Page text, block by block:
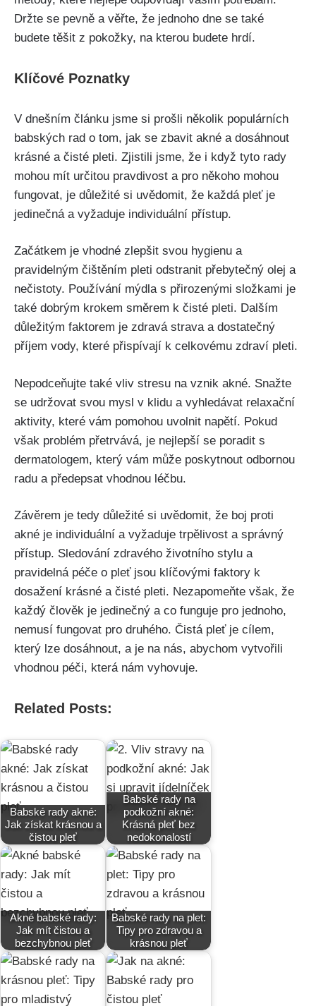
Držte‌ se pevně‌ a věřte, že jednoho dne ⁢se také
budete těšit z pokožky, na kterou budete hrdí.
Klíčové Poznatky
V dnešním článku jsme si prošli několik populárních
babských rad o tom, jak se zbavit akné a dosáhnout
krásné a čisté pleti. Zjistili jsme, že i​ když tyto rady
mohou mít určitou pravdivost a pro někoho mohou
fungovat, je ⁢důležité si uvědomit, že každá pleť je
jedinečná a vyžaduje individuální ‍přístup.
Začátkem je vhodné zlepšit svou hygienu a
pravidelným čištěním pleti odstranit⁢ přebytečný olej a
nečistoty. Používání⁣ mýdla s přirozenými složkami je
také dobrým krokem směrem k čisté pleti. Dalším
důležitým faktorem je zdravá strava ‍a ​dostatečný
⁤příjem vody, které přispívají k celkovému zdraví pleti.
Nepodceňujte také vliv stresu na vznik akné. Snažte
se udržovat ‍svou mysl v klidu a vyhledávat relaxační⁢
aktivity, které vám pomohou ‌uvolnit⁤ napětí. Pokud
však ⁣problém přetrvává, je nejlepší se poradit s
dermatologem, který vám může poskytnout odbornou
radu ⁣a předepsat vhodnou léčbu.
Závěrem je tedy ​důležité si uvědomit, že boj proti
akné je individuální a vyžaduje trpělivost a správný
přístup. Sledování zdravého životního stylu a
pravidelná péče o ​pleť jsou klíčovými faktory ⁤k
dosažení krásné a čisté pleti. Nezapomeňte však,‌ že
každý člověk je jedinečný a co funguje pro jednoho,
nemusí fungovat pro druhého. Čistá pleť je cílem,
který lze dosáhnout, a je ‍na nás, abychom vytvořili
vhodnou péči, která nám ⁤vyhovuje.
Related Posts:
Babské rady akné:
Jak získat krásnou a
čistou pleť
Babské rady na
podkožní akné:
Krásná pleť bez
nedokonalostí
Akné babské rady:
Jak mít čistou a
bezchybnou pleť
Babské rady na plet:
Tipy pro zdravou a
krásnou pleť